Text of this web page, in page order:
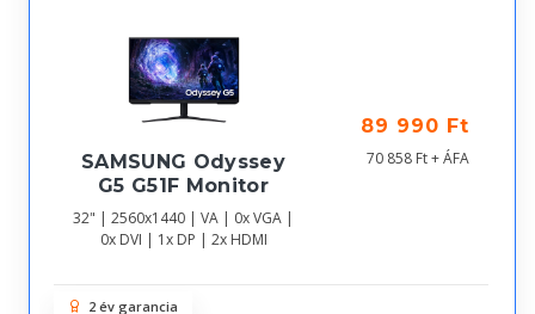
SAMSUNG Odyssey
G5 G51F Monitor
32" | 2560x1440 | VA | 0x VGA |
0x DVI | 1x DP | 2x HDMI
89 990 Ft
70 858 Ft + ÁFA
2 év garancia